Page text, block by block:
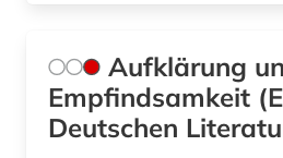
Aufklärung
Empfindsamkeit
Deutschen